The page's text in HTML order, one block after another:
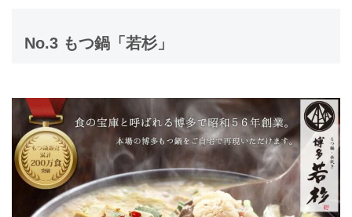
No.3 もつ鍋「若杉」